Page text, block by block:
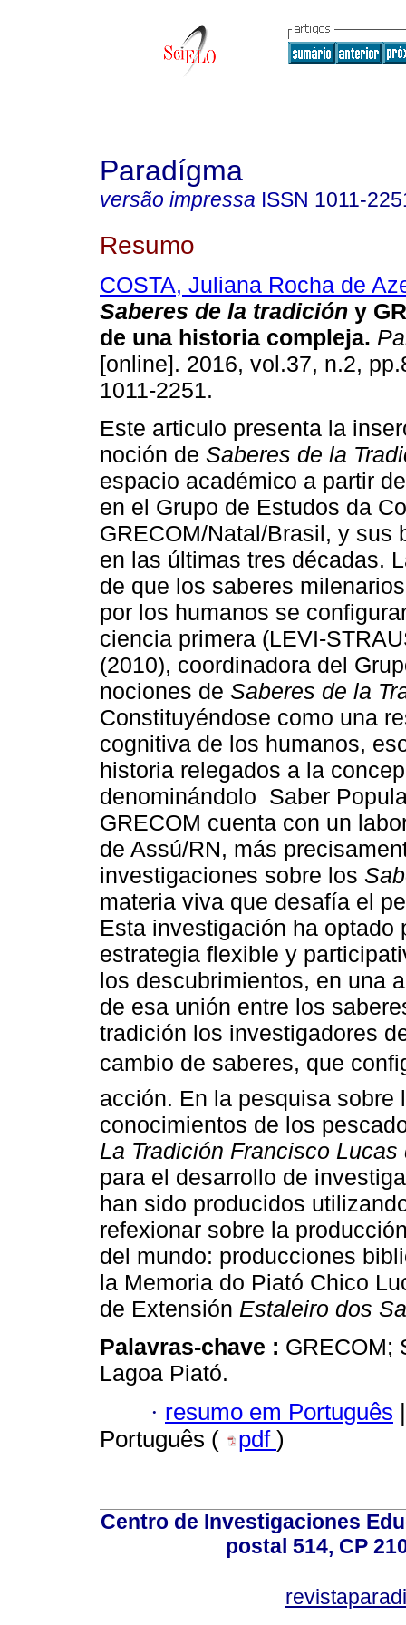
Paradígma
versão impressa ISSN 1011-
Resumo
COSTA, Juliana Rocha de
Saberes de la tradición y
de una historia compleja.
[online]. 2016, vol.37, n.2,
1011-2251.
Este articulo presenta la
noción de Saberes de la
espacio académico a partir
en el Grupo de Estudos da
GRECOM/Natal/Brasil, y sus
en las últimas tres décadas.
de que los saberes
por los humanos se
ciencia primera (LEVI-
(2010), coordinadora del
nociones de Saberes de la
Constituyéndose como una
cognitiva de los humanos,
historia relegados a la
denominándolo Saber
GRECOM cuenta con un
de Assú/RN, más
investigaciones sobre los
materia viva que desafía el
Esta investigación ha optado
estrategia flexible y
los descubrimientos, en una
de esa unión entre los
tradición los investigadores
cambio de saberes, que
acción. En la pesquisa sobre
conocimientos de los
La Tradición Francisco Lucas
para el desarrollo de
han sido producidos
refexionar sobre la
del mundo: producciones
la Memoria do Piató Chico
de Extensión Estaleiro dos
Palavras-chave : GRECOM;
Lagoa Piató.
· resumo em Português |
Português (
pdf )
Centro de Investigaciones
postal 514, CP